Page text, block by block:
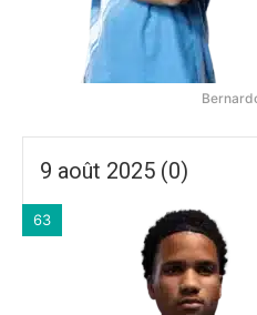
9 août 2025 (0)
63